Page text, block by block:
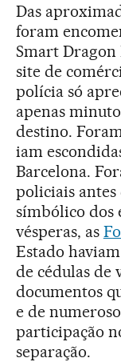
Das
foram
Smart Dragon
site de
polícia só
apenas
destino.
iam
Barcelona.
policiais
símbólico dos
vésperas, as
Estado
de cédulas de
documentos
e de
participação
separação.